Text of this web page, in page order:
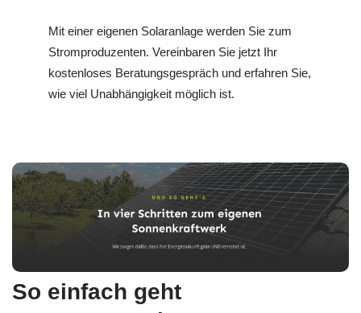
Mit einer eigenen Solaranlage werden Sie zum
Stromproduzenten. Vereinbaren Sie jetzt Ihr
kostenloses Beratungsgespräch und erfahren Sie,
wie viel Unabhängigkeit möglich ist.
So einfach geht